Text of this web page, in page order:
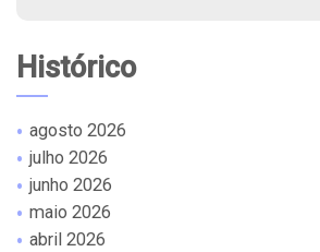
Histórico
agosto 2026
julho 2026
junho 2026
maio 2026
abril 2026